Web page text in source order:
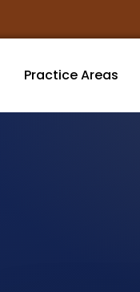
Practice Areas